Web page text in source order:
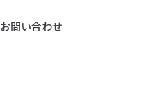
お問い合わせ